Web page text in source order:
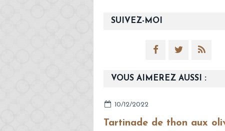
SUIVEZ-MOI
VOUS AIMEREZ AUSSI :
10/12/2022